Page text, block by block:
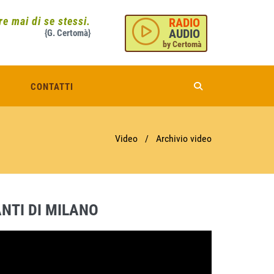
mai di se stessi.
{G. Certomà}
RADIO
AUDIO
by Certomà
CONTATTI
Video / Archivio video
DI MILANO